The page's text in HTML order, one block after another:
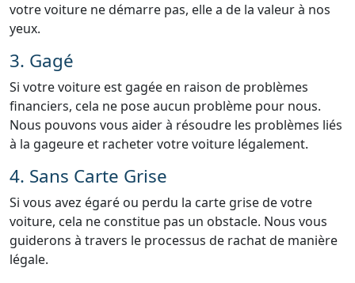
votre voiture ne démarre pas, elle a de la valeur à nos
yeux.
3. Gagé
Si votre voiture est gagée en raison de problèmes
financiers, cela ne pose aucun problème pour nous.
Nous pouvons vous aider à résoudre les problèmes liés
à la gageure et racheter votre voiture légalement.
4. Sans Carte Grise
Si vous avez égaré ou perdu la carte grise de votre
voiture, cela ne constitue pas un obstacle. Nous vous
guiderons à travers le processus de rachat de manière
légale.